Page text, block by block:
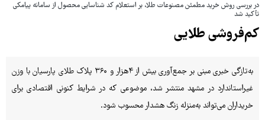
در بررسی روش خرید مطمئن مصنوعات طلا، بر استعلام کد شناسایی محصول از سامانه پیامکی
تأکید شد
کم‌فروشی طلایی
به‌تازگی خبری مبنی بر جمع‌آوری بیش از ۴هزار و ۳۶۰ پلاک طلای پارسیان با وزن
غیراستاندارد در مشهد منتشر شد، موضوعی که در شرایط کنونی اقتصادی برای
خریداران می‌تواند به‌منزله زنگ هشدار محسوب شود.